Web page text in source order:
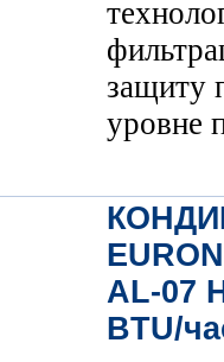
защиту
уровне
AL-07
BTU/